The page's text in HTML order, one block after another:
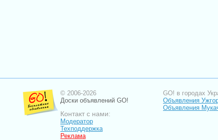
© 2006-2026
Доски объявлений GO!
Контакт с нами:
Модератор
Техподдержка
Реклама
GO! в городах
Объявления
Объявления